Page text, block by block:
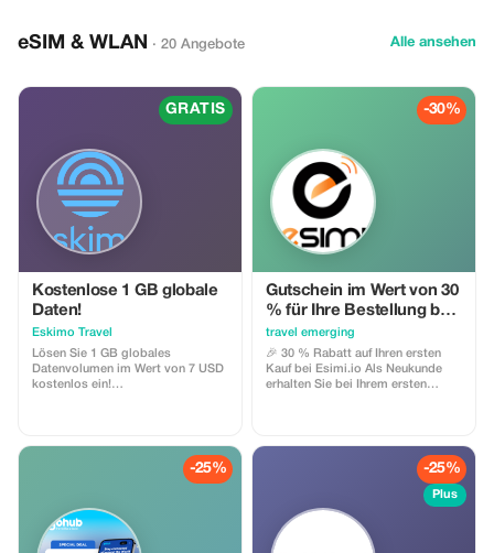
Kapitänsgebühr von 50 Dollar
eSIM & WLAN · 20 Angebote Alle ansehen
GRATIS
Kostenlose 1 GB globale
Daten!
Eskimo Travel
Lösen Sie 1 GB globales
Datenvolumen im Wert von 7 USD
kostenlos ein!
• Gültig bis 15.10.2026
-30%
Gutschein im Wert von 30
% für Ihre Bestellung bei
esimi.io
travel emerging
🎉 30 % Rabatt auf Ihren ersten
Kauf bei Esimi.io Als Neukunde
erhalten Sie bei Ihrem ersten
Rabatt wird automatisch an der
Kasse angewendet und gilt für alle
verfügbaren Datenpläne ohne
%-Rabatt beim Erstkauf können
Reisende Folgendes tun: Esimi.io
zu reduzierten Kosten
-25% -25%
Plus